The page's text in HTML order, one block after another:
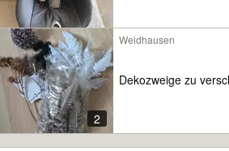
2
Weidhausen
Dekozweige zu